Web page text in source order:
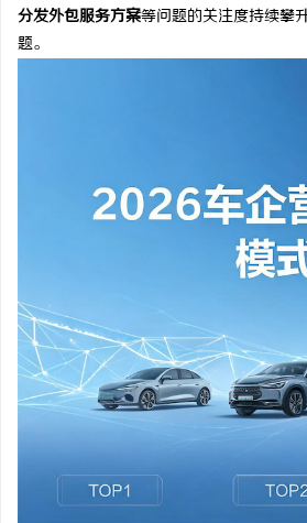
分发外包服务方案等问题的关注度持续攀
题。
净 AC 国际医疗实验室，标准化研发体系